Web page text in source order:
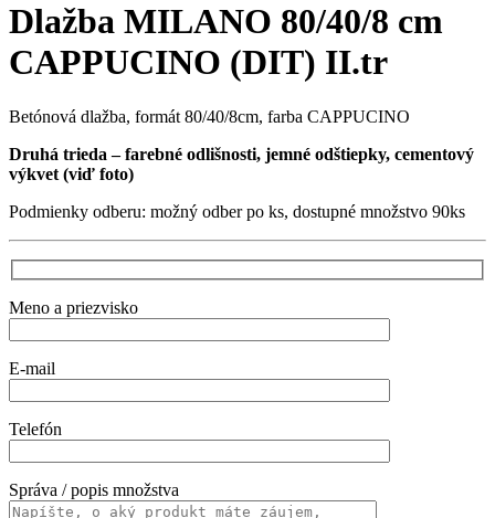
Dlažba MILANO 80/40/8 cm
CAPPUCINO (DIT) II.tr
Betónová dlažba, formát 80/40/8cm, farba CAPPUCINO
Druhá trieda – farebné odlišnosti, jemné odštiepky, cementový
výkvet (viď foto)
Podmienky odberu: možný odber po ks, dostupné množstvo 90ks
Meno a priezvisko
E-mail
Telefón
Správa / popis množstva